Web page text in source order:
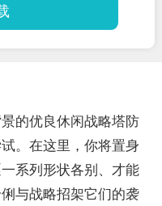
的优良休闲战略塔防
。在这里，你将置身
系列形状各别、才能
与战略招架它们的袭